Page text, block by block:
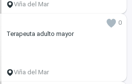
Viña del Mar
0
Terapeuta adulto mayor
Viña del Mar